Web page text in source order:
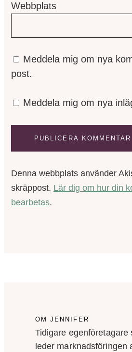
Webbplats
Meddela mig om nya
post.
Meddela mig om nya
Denna webbplats använder
skräppost. Lär dig om hur din
bearbetas.
OM JENNIFER
Tidigare egenföretagare
leder marknadsföringen